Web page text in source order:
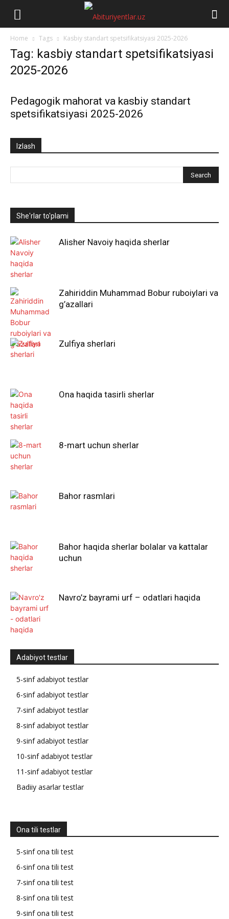
Home Tags Kasbiy standart spetsifikatsiyasi 2025-2026
Tag: kasbiy standart spetsifikatsiyasi
2025-2026
Pedagogik mahorat va kasbiy standart
spetsifikatsiyasi 2025-2026
Izlash
She'rlar to'plami
Alisher Navoiy haqida sherlar
Zahiriddin Muhammad Bobur ruboiylari va
g’azallari
Zulfiya sherlari
Ona haqida tasirli sherlar
8-mart uchun sherlar
Bahor rasmlari
Bahor haqida sherlar bolalar va kattalar
uchun
Navro’z bayrami urf – odatlari haqida
Adabiyot testlar
5-sinf adabiyot testlar
6-sinf adabiyot testlar
7-sinf adabiyot testlar
8-sinf adabiyot testlar
9-sinf adabiyot testlar
10-sinf adabiyot testlar
11-sinf adabiyot testlar
Badiiy asarlar testlar
Ona tili testlar
5-sinf ona tili test
6-sinf ona tili test
7-sinf ona tili test
8-sinf ona tili test
9-sinf ona tili test